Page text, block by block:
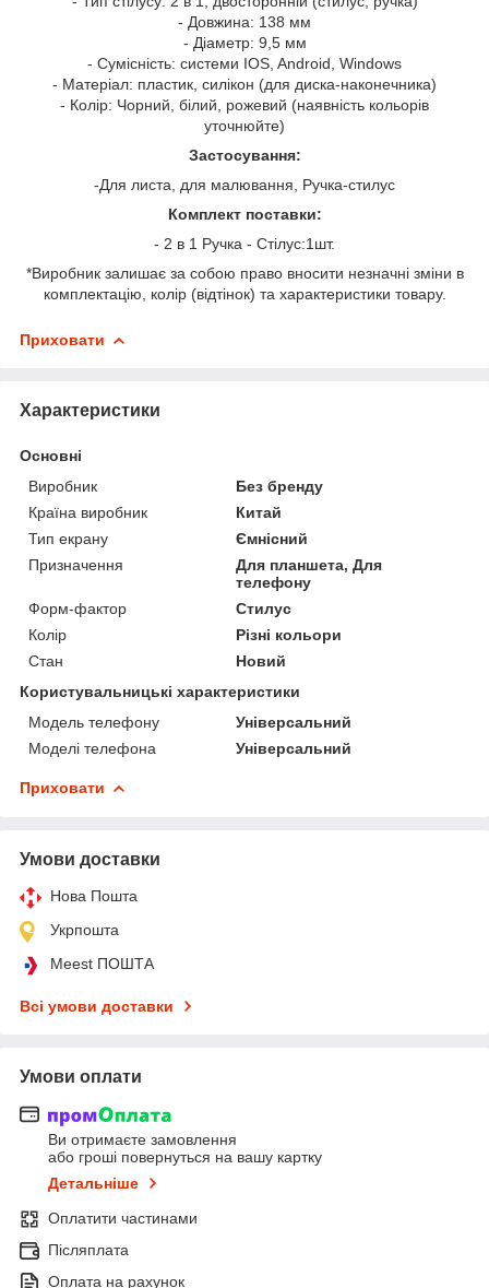
- Довжина: 138 мм
- Діаметр: 9,5 мм
- Сумісність: системи IOS, Android, Windows
- Матеріал: пластик, силікон (для диска-наконечника)
- Колір: Чорний, білий, рожевий (наявність кольорів
уточнюйте)
Застосування:
-Для листа, для малювання, Ручка-стилус
Комплект поставки:
- 2 в 1 Ручка - Стілус:1шт.
*Виробник залишає за собою право вносити незначні зміни в
комплектацію, колір (відтінок) та характеристики товару.
Приховати
Характеристики
Основні
Виробник
Без бренду
Країна виробник
Китай
Тип екрану
Ємнісний
Призначення
Для планшета, Для
телефону
Форм-фактор
Стилус
Колір
Різні кольори
Стан
Новий
Користувальницькі характеристики
Модель телефону
Універсальний
Моделі телефона
Універсальний
Приховати
Умови доставки
Нова Пошта
Укрпошта
Meest ПОШТА
Всі умови доставки
Умови оплати
Ви отримаєте замовлення
або гроші повернуться на вашу картку
Детальніше
Оплатити частинами
Післяплата
Оплата на рахунок